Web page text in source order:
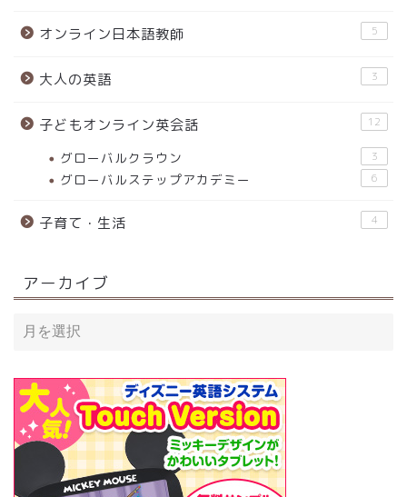
オンライン日本語教師 5
大人の英語 3
子どもオンライン英会話 12
グローバルクラウン 3
グローバルステップアカデミー 6
子育て・生活 4
アーカイブ